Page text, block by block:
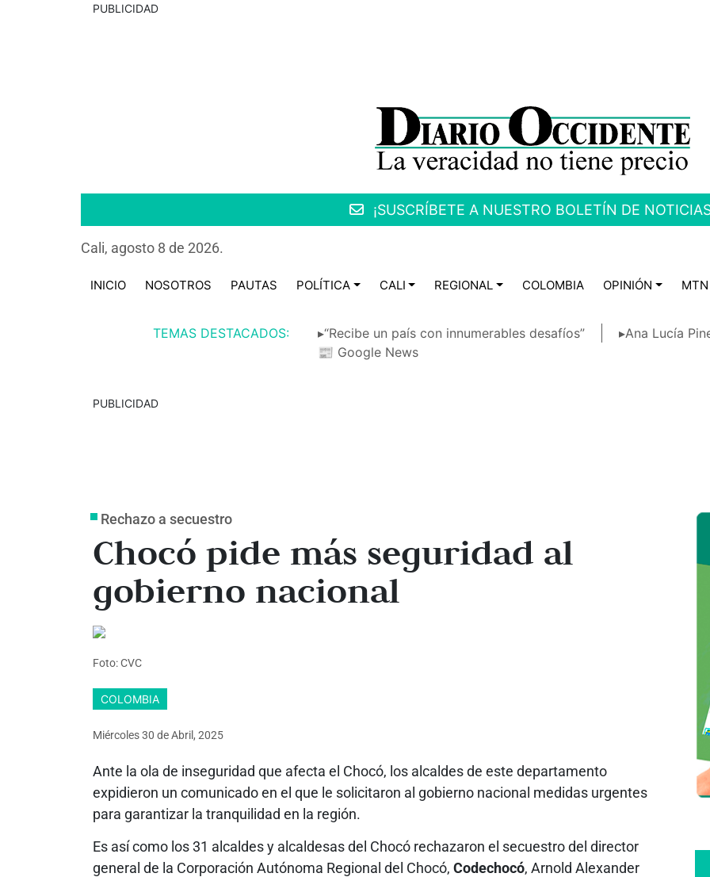
PUBLICIDAD
¡SUSCRÍBETE A NUESTRO BOLETÍN DE
Cali, agosto 8 de 2026.
INICIO NOSOTROS PAUTAS POLÍTICA CALI REGIONAL COLOMBIA OPINIÓN MTN
TEMAS DESTACADOS: ▸“Recibe un país con innumerables desafíos”
▸Ana Lucía
📰 Google News
PUBLICIDAD
Rechazo a secuestro
Chocó pide más seguridad al
gobierno nacional
Foto: CVC
COLOMBIA
Miércoles 30 deAbril, 2025
Ante la ola de inseguridad que afecta el Chocó, los alcaldes de este departamento
expidieron un comunicado en el que le solicitaron al gobierno nacional medidas urgentes
para garantizar la tranquilidad en la región.
Es así como los 31 alcaldes y alcaldesas del Chocó rechazaron el secuestro del director
general de la Corporación Autónoma Regional del Chocó, Codechocó, Arnold Alexander